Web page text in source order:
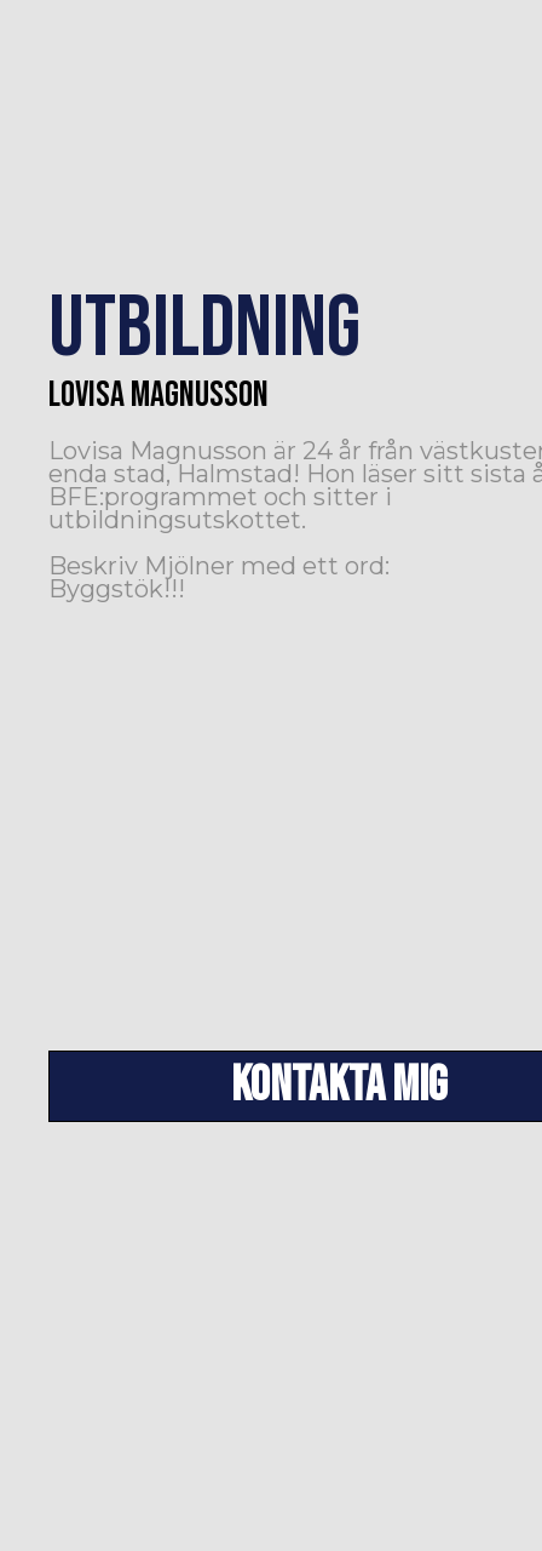
UTBILDNING
LOVISA MAGNUSSON
Lovisa Magnusson är 24 år från
enda stad, Halmstad! Hon läser sitt sista
BFE:programmet och sitter i
utbildningsutskottet.
Beskriv Mjölner med ett ord:
Byggstök!!!
Kontakta mig